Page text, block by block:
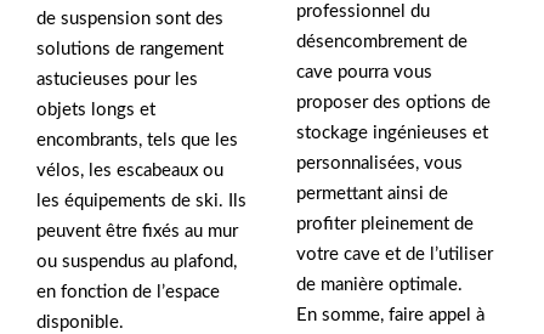
de suspension sont des
solutions de rangement
astucieuses pour les
objets longs et
encombrants, tels que les
vélos, les escabeaux ou
les équipements de ski. Ils
peuvent être fixés au mur
ou suspendus au plafond,
en fonction de l’espace
disponible.
professionnel du
désencombrement de
cave pourra vous
proposer des options de
stockage ingénieuses et
personnalisées, vous
permettant ainsi de
profiter pleinement de
votre cave et de l’utiliser
de manière optimale.
En somme, faire appel à